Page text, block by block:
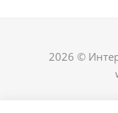
2026 ©